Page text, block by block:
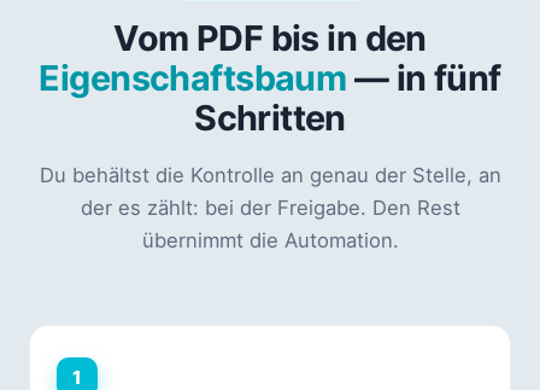
Vom PDF bis in den
Eigenschaftsbaum — in fünf
Schritten
Du behältst die Kontrolle an genau der Stelle, an
der es zählt: bei der Freigabe. Den Rest
übernimmt die Automation.
1